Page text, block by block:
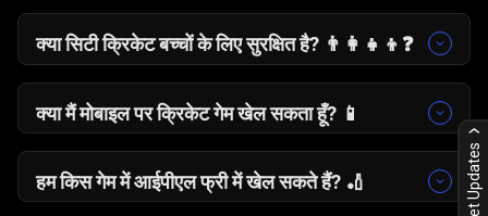
हैं। यह सभी डिवाइस पर तुरंत लोड होता है।
क्या सिटी क्रिकेट बच्चों के लिए सुरक्षित है? 👨‍👩‍👧‍👦❓
हाँ। इसके कंट्रोल बहुत सरल हैं और इसमें कोई जटिल
मैकेनिक्स नहीं है, इसलिए यह बच्चों के लिए सुरक्षित है।
क्या मैं मोबाइल पर क्रिकेट गेम खेल सकता हूँ? 📱
हाँ। सिटी क्रिकेट पूरी तरह मोबाइल-फ्रेंडली है। बस टैप करें
और खेलना शुरू करें।
हम किस गेम में आईपीएल फ्री में खेल सकते हैं? 🏏
अगर आप आईपीएल वाला गेम फ्री में खेलना चाहते हैं, तो सिटी